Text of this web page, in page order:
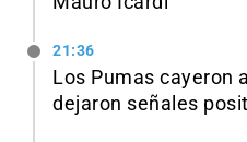
21:36
Los Pumas cayeron
dejaron señales